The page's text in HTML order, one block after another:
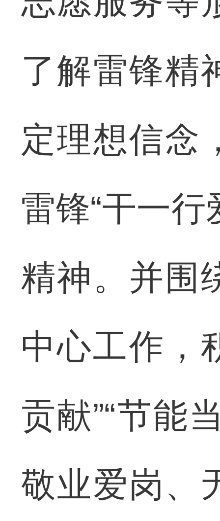
了解雷锋精
定理想信念
雷锋“干一
精神。并围
中心工作，
贡献”“节能
敬业爱岗、